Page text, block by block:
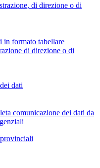
di direzione o di
formato tabellare
di direzione o di
dati
comunicazione dei dati da